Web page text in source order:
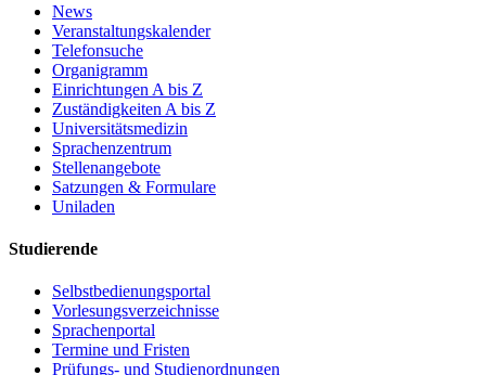
News
Veranstaltungskalender
Telefonsuche
Organigramm
Einrichtungen A bis Z
Zuständigkeiten A bis Z
Universitätsmedizin
Sprachenzentrum
Stellenangebote
Satzungen & Formulare
Uniladen
Studierende
Selbstbedienungsportal
Vorlesungsverzeichnisse
Sprachenportal
Termine und Fristen
Prüfungs- und Studienordnungen